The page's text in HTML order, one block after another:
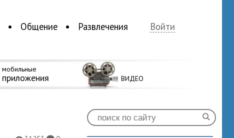
Общение Развлечения Войти
мобильные
приложения ВИДЕО